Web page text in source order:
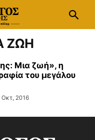
ΖΩΗ
Μια ζωή», η
του μεγάλου
Οκτ, 2016